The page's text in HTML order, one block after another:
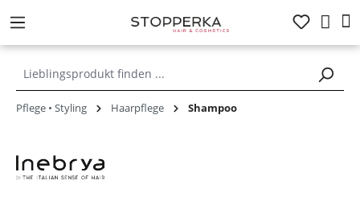
springen
Pflege • Styling Haarpflege Shampoo